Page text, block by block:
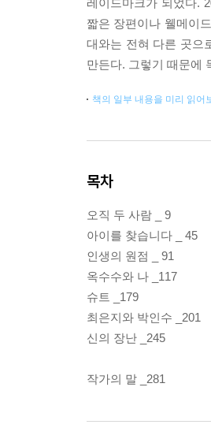
레이드마크가 되었다.
짧은 장편이나 웰메이
대와는 전혀 다른 곳으
만든다. 그렇기 때문에
책의 일부 내용을 미리 읽어
목차
오직 두 사람 _ 9
아이를 찾습니다 _ 45
인생의 원점 _ 91
옥수수와 나 _117
슈트 _179
최은지와 박인수 _201
신의 장난 _245
작가의 말 _281